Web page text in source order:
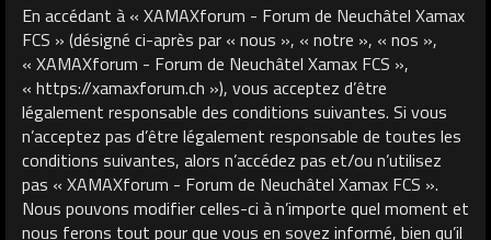
En accédant à « XAMAXforum - Forum de Neuchâtel Xamax
FCS » (désigné ci-après par « nous », « notre », « nos »,
« XAMAXforum - Forum de Neuchâtel Xamax FCS »,
« https://xamaxforum.ch »), vous acceptez d’être
légalement responsable des conditions suivantes. Si vous
n’acceptez pas d’être légalement responsable de toutes les
conditions suivantes, alors n’accédez pas et/ou n’utilisez
pas « XAMAXforum - Forum de Neuchâtel Xamax FCS ».
Nous pouvons modifier celles-ci à n’importe quel moment et
nous ferons tout pour que vous en soyez informé, bien qu’il